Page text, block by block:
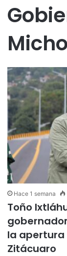
Hace 1 semana
Toño
la apertura
Zitácuaro